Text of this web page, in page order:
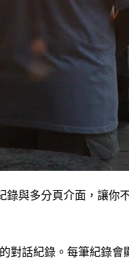
與多分頁介面，讓你
對話紀錄。每筆紀錄